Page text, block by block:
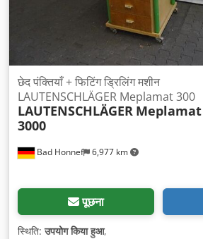
Bad Honnef 6,977 km
छेद पंक्तियाँ + फिटिंग ड्रिलिंग मशीन
LAUTENSCHLÄGER Meplamat 300
LAUTENSCHLÄGER Meplamat
3000
पूछना
स्थिति:उपयोग किया हुआ,